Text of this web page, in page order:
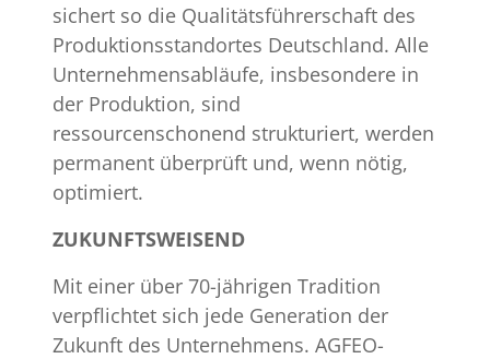
sichert so die Qualitätsführerschaft des
Produktionsstandortes Deutschland. Alle
Unternehmensabläufe, insbesondere in
der Produktion, sind
ressourcenschonend strukturiert, werden
permanent überprüft und, wenn nötig,
optimiert.
ZUKUNFTSWEISEND
Mit einer über 70-jährigen Tradition
verpflichtet sich jede Generation der
Zukunft des Unternehmens. AGFEO-